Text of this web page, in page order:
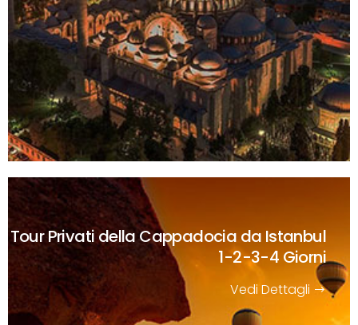
Tour Privati della Cappadocia da Istanbul
1-2-3-4 Giorni
Vedi Dettagli